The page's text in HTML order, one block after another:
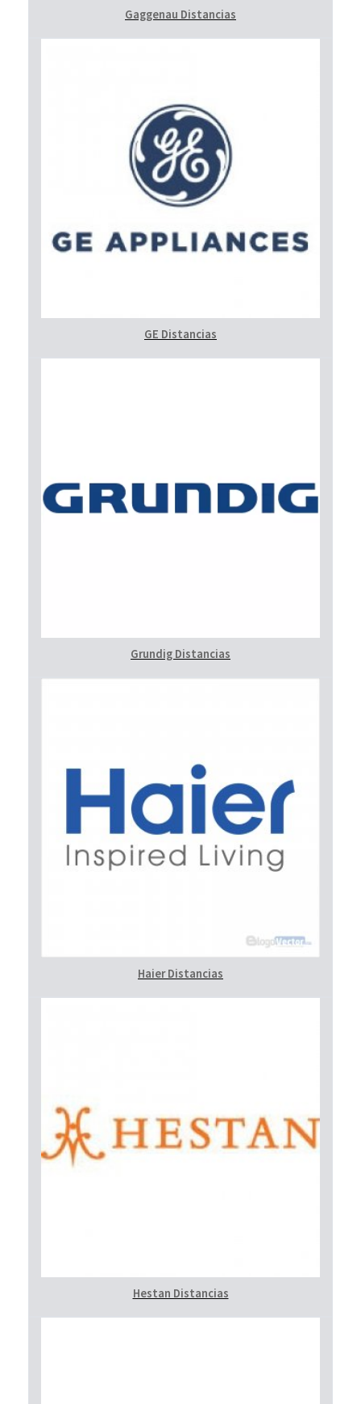
Gaggenau Distancias
GE Distancias
Grundig Distancias
Haier Distancias
Hestan Distancias